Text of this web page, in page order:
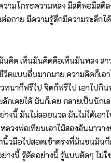
วามโกรธความหลง มีสติพอมีส
อกาย มีความรู้สึกมีความระลึก
เห็นมันคิดคือเห็นมันหลง สาว
ชีวิตแบบอื่นมากมาย ความคิดก็เ
นาก็ฟรีไป จิตก็ฟรีไป เอาไปกิน
คยได้ มันก็เคย กลายเป็นนักเล
งนี้ มันไม่ลอยนวล มันไม่ได้เอา
งพ่อเทียนเอาไม้สองอันมาวา
วมือไปสอดเข้าตรงที่มันชนมั
งนี้ รู้ตัดอย่างนี้ รู้แบบตัดๆ ไม่ใ